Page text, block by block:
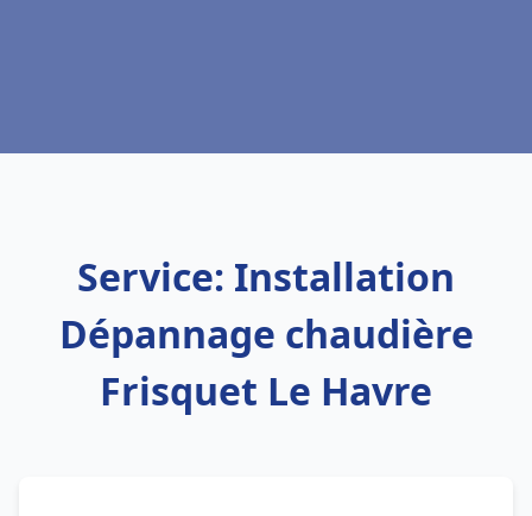
Service: Installation
Dépannage chaudière
Frisquet Le Havre